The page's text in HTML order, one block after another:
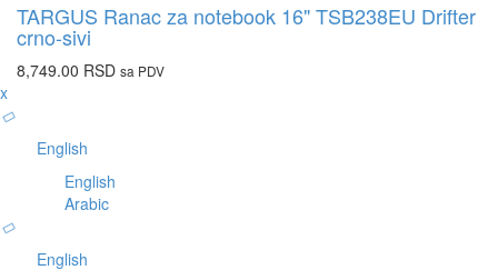
TARGUS Ranac za notebook 16" TSB238EU Drifter
crno-sivi
8,749.00 RSD sa PDV
x
English
English
Arabic
English